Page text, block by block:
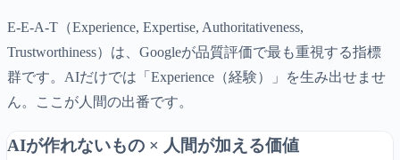
E-E-A-T（Experience, Expertise, Authoritativeness,
Trustworthiness）は、Googleが品質評価で最も重視する指標
群です。AIだけでは「Experience（経験）」を生み出せませ
ん。ここが人間の出番です。
AIが作れないもの × 人間が加える価値